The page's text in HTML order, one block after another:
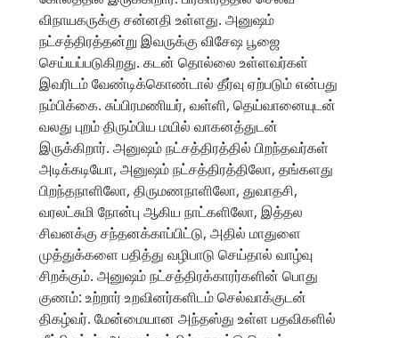
விநாயகருக்கு சன்னதி உள்ளது. அனுஷம்
நட்சத்திரத்தன்று இவருக்கு விசேஷ பூஜை
செய்யப்படுகிறது. கடன் தொல்லை உள்ளவர்கள்
இவரிடம் வேண்டிக்கொண்டால் தீர்வு ஏற்படும் என்பது
நம்பிக்கை. சுப்பிரமணியர், வள்ளி, தெய்வானையுடன்
வலது புறம் திரும்பிய மயில் வாகனத்துடன்
இருக்கிறார். அனுஷம் நட்சத்திரத்தில் பிறந்தவர்கள்
அடிக்கடியோ, அனுஷம் நட்சத்திரத்திலோ, தங்களது
பிறந்தநாளிலோ, திருமணநாளிலோ, துவாதசி,
வரலட்சுமி நோன்பு ஆகிய நாட்களிலோ, இத்தல
சிவனக்கு சந்தனக்காப்பிட்டு, அதில் மாதுளை
முத்துக்களை பதித்து வழிபாடு செய்தால் வாழ்வு
சிறக்கும். அனுஷம் நட்சத்திரக்காரர்களின் பொது
குணம்: உற்றார் உறவினர்களிடம் செல்வாக்குடன்
திகழ்வர். மேன்மையான அந்தஸ்து உள்ள பதவிகளில்